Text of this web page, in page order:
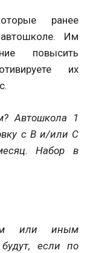
ранее
Им
повысить
их
? Автошкола 1
с В и/или С
Набор в
или иным
если по